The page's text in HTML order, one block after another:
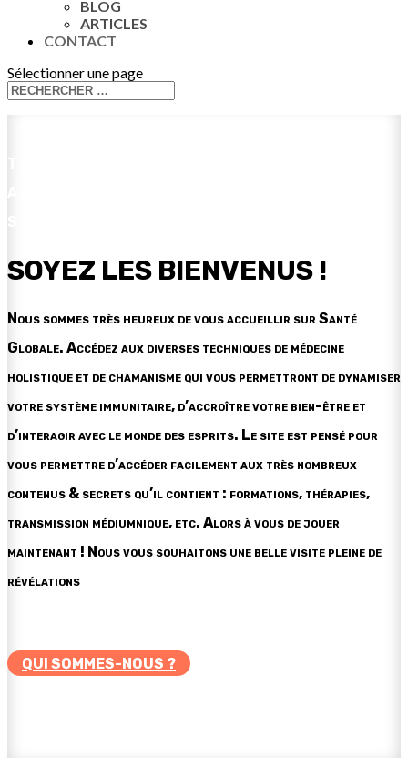
BLOG
ARTICLES
CONTACT
Sélectionner une page
SOYEZ LES BIENVENUS !
Nous sommes très heureux de vous accueillir sur Santé
Globale. Accédez aux diverses techniques de médecine
holistique et de chamanisme qui vous permettront de dynamiser
votre système immunitaire, d’accroître votre bien-être et
d’interagir avec le monde des esprits. Le site est pensé pour
vous permettre d’accéder facilement aux très nombreux
contenus & secrets qu’il contient : formations, thérapies,
transmission médiumnique, etc. Alors à vous de jouer
maintenant ! Nous vous souhaitons une belle visite pleine de
révélations
QUI SOMMES-NOUS ?